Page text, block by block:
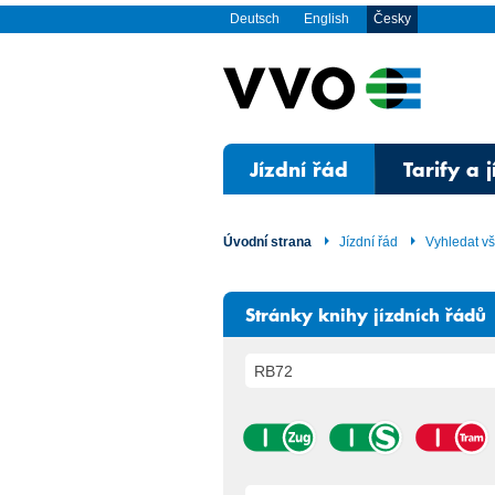
Deutsch English Česky
Jízdní řád Tarify a
Úvodní strana Jízdní řád Vyhledat
Stránky knihy jízdních řádů